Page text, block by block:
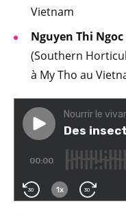
Vietnam
Nguyen Thi Ngoc
(Southern
à My Tho au